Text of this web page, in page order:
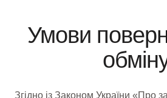
Умови
Згідно із Законом України «Про